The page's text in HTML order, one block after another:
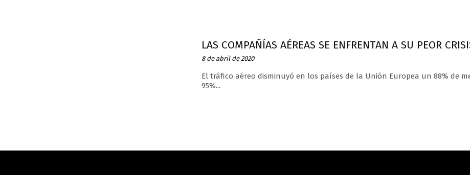
LAS COMPAÑÍAS AÉREAS SE ENFRENTAN A SU PEOR
8 de abril de 2020
El tráfico aéreo disminuyó en los países de la Unión Europea un 88% de
95%...